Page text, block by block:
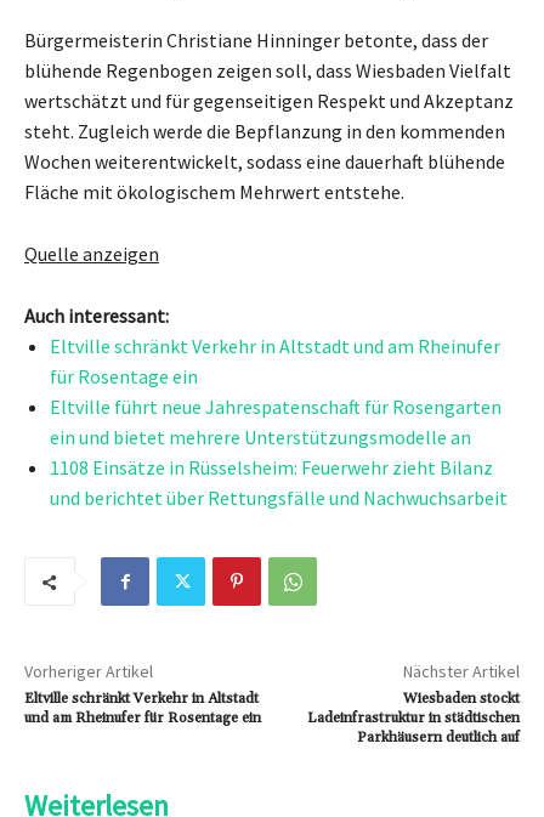
Bürgermeisterin Christiane Hinninger betonte, dass der
blühende Regenbogen zeigen soll, dass Wiesbaden Vielfalt
wertschätzt und für gegenseitigen Respekt und Akzeptanz
steht. Zugleich werde die Bepflanzung in den kommenden
Wochen weiterentwickelt, sodass eine dauerhaft blühende
Fläche mit ökologischem Mehrwert entstehe.
Quelle anzeigen
Auch interessant:
Eltville schränkt Verkehr in Altstadt und am Rheinufer
für Rosentage ein
Eltville führt neue Jahrespatenschaft für Rosengarten
ein und bietet mehrere Unterstützungsmodelle an
1108 Einsätze in Rüsselsheim: Feuerwehr zieht Bilanz
und berichtet über Rettungsfälle und Nachwuchsarbeit
Vorheriger Artikel
Eltville schränkt Verkehr in Altstadt
und am Rheinufer für Rosentage ein
Nächster Artikel
Wiesbaden stockt
Ladeinfrastruktur in städtischen
Parkhäusern deutlich auf
Weiterlesen